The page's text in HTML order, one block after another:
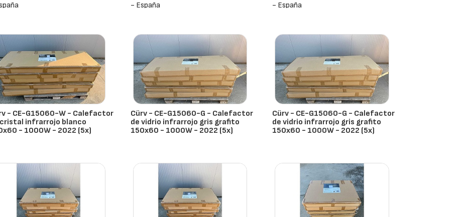
- España
- España
- CE-G15060-W - Calefactor
infrarrojo blanco
- 1000W - 2022 (5x)
Cürv - CE-G15060-G - Calefactor
de vidrio infrarrojo gris grafito
150x60 - 1000W - 2022 (5x)
Cürv - CE-G15060-G - Calefactor
de vidrio infrarrojo gris grafito
150x60 - 1000W - 2022 (5x)